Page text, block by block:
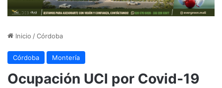
Inicio /Córdoba
Córdoba Montería
Ocupación UCI por Covid-19